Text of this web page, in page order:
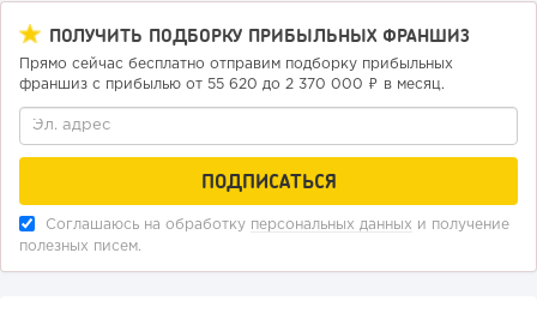
183 12 2
«Прибыль 20 млн в год, а я ездил на метро»: куда в
интернет-магазине...
ПОЛУЧИТЬ ПОДБОРКУ ПРИБЫЛЬНЫХ ФРАНШИЗ
Прямо сейчас бесплатно отправим подборку прибыльных
франшиз с прибылью от 55 620 до 2 370 000 ₽ в месяц.
Соглашаюсь на обработку персональных данных и получение
полезных писем.